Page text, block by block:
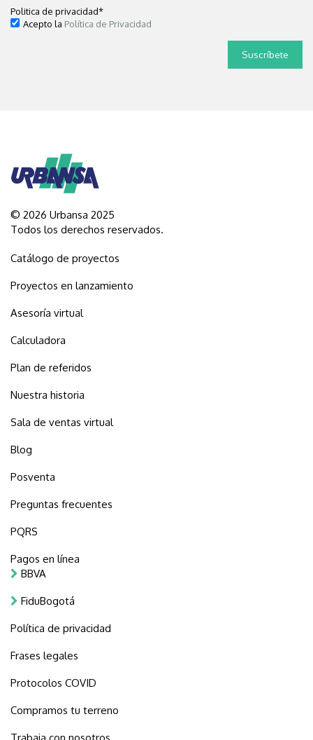
Politica de privacidad*
Acepto la Política de Privacidad
© 2026 Urbansa 2025
Todos los derechos reservados.
Catálogo de proyectos
Proyectos en lanzamiento
Asesoría virtual
Calculadora
Plan de referidos
Nuestra historia
Sala de ventas virtual
Blog
Posventa
Preguntas frecuentes
PQRS
Pagos en línea
BBVA
FiduBogotá
Política de privacidad
Frases legales
Protocolos COVID
Compramos tu terreno